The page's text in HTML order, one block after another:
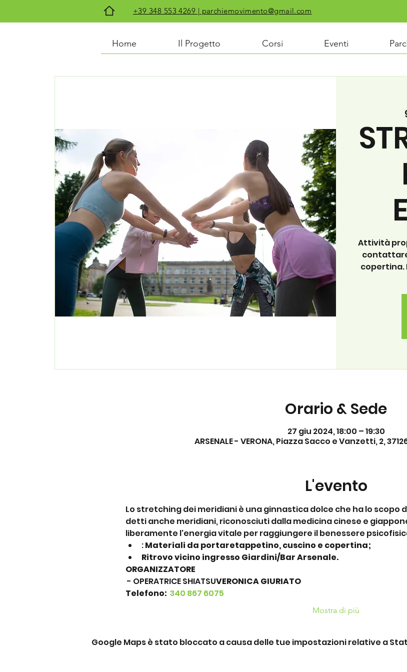
+39 348 553 4269 | parchiemovimento@gmail.com
Home Il Progetto Corsi Eventi
Attività
copertina.
Orario & Sede
27 giu 2024, 18:00 – 19:30
ARSENALE - VERONA, Piazza Sacco e Vanzetti, 2,
L'evento
Lo stretching dei meridiani è una ginnastica dolce che ha lo scopo
detti anche meridiani, riconosciuti dalla medicina cinese e
liberamente l'energia vitale per raggiungere il benessere
: Materiali da portaretappetino, cuscino e copertina;
Ritrovo vicino ingresso Giardini/Bar Arsenale.
ORGANIZZATORE
- OPERATRICE SHIATSUVERONICA GIURIATO
Telefono: 340 867 6075
Mostra di più
Google Maps è stato bloccato a causa delle tue impostazioni relative a